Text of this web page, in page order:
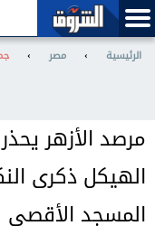
الرئيسية › مصر ›
مرصد الأزهر
الهيكل ذكرى
المسجد الأقصى